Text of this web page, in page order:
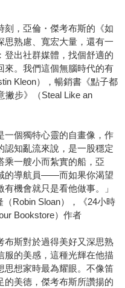
刻，亞倫・傑考布斯的《如
思熟慮、寬宏大量，還有一
登出社群媒體，找個舒適的
來。我們這個無腦時代的有
Kleon），暢銷書《點子都
撇步》（Steal Like an
一個獨特心靈的自畫像，作
認知亂流來說，是一股穩定
乘一艘小而紮實的船，亞
的導航員——而如果你渴望
機會就只是看他做事。」
Robin Sloan），《24小時
Bookstore）作者
斯對於過得美好又深思熟
服的美感，這種光輝在他描
思想家時最為耀眼。不像笛
的美德，傑考布斯所讚揚的